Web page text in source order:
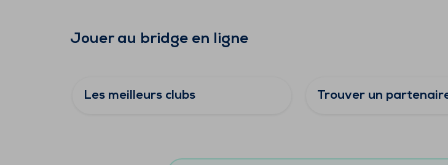
Jouer au bridge en ligne
Les meilleurs clubs Trouver un